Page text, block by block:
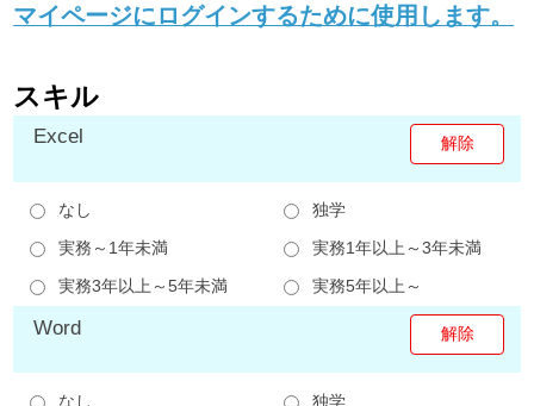
マイページにログインするために使用します。
スキル
Excel
なし
独学
実務～1年未満
実務1年以上～3年未満
実務3年以上～5年未満
実務5年以上～
Word
なし
独学